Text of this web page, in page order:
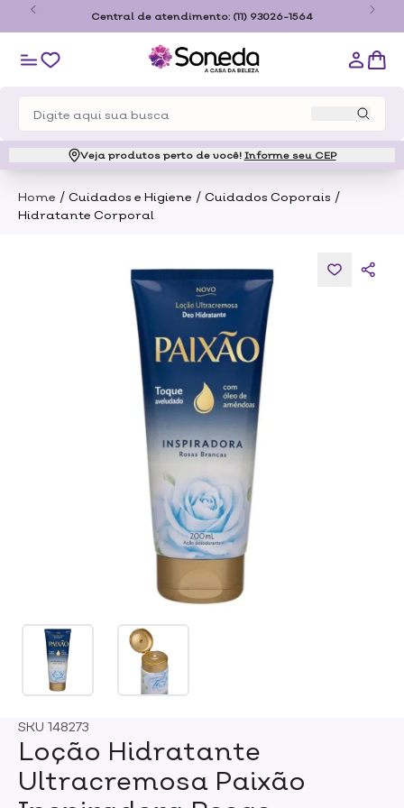
Central de atendimento: (11) 93026-1564
Veja produtos perto de você! Informe seu CEP
Home / Cuidados e Higiene / Cuidados Coporais /
Hidratante Corporal
SKU 148273
Loção Hidratante
Ultracremosa Paixão